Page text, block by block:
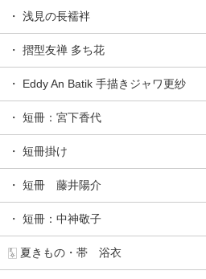
・ 浅見の長襦袢
・ 摺型友禅 多ち花
・ Eddy An Batik 手描きジャワ更紗
・ 短冊：宮下香代
・ 短冊掛け
・ 短冊 藤井陽介
・ 短冊：中神敬子
🀧 夏きもの・帯 浴衣